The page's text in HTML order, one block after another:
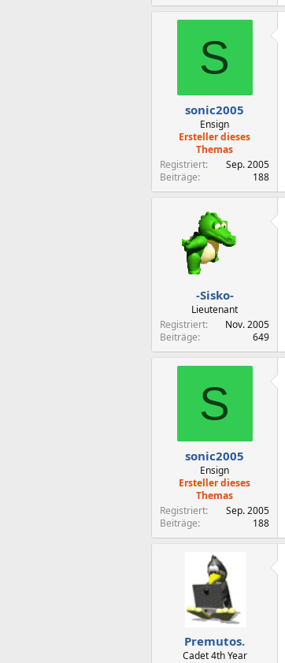
S
sonic2005
Ensign
Ersteller dieses
Themas
Registriert
Sep. 2005
Beiträge
188
-Sisko-
Lieutenant
Registriert
Nov. 2005
Beiträge
649
S
sonic2005
Ensign
Ersteller dieses
Themas
Registriert
Sep. 2005
Beiträge
188
Premutos.
Cadet 4th Year